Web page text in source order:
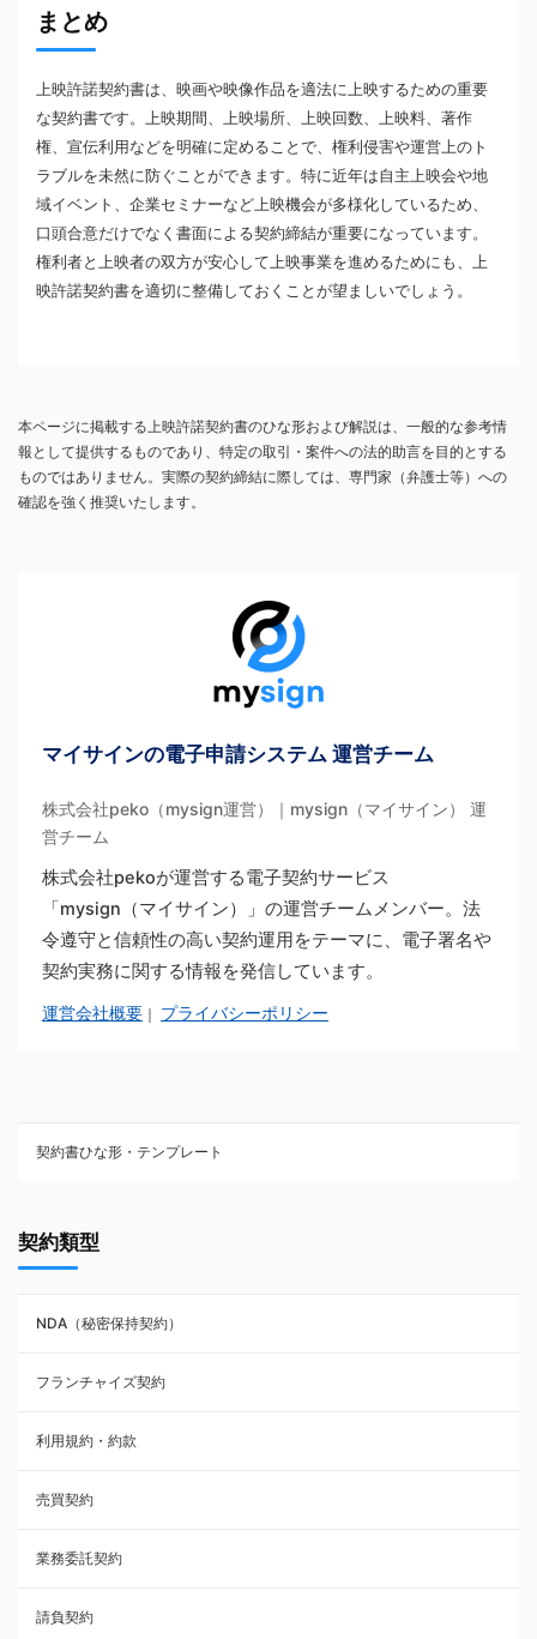
まとめ
上映許諾契約書は、映画や映像作品を適法に上映するための重要
な契約書です。上映期間、上映場所、上映回数、上映料、著作
権、宣伝利用などを明確に定めることで、権利侵害や運営上のト
ラブルを未然に防ぐことができます。特に近年は自主上映会や地
域イベント、企業セミナーなど上映機会が多様化しているため、
口頭合意だけでなく書面による契約締結が重要になっています。
権利者と上映者の双方が安心して上映事業を進めるためにも、上
映許諾契約書を適切に整備しておくことが望ましいでしょう。
本ページに掲載する上映許諾契約書のひな形および解説は、一般的な参考情
報として提供するものであり、特定の取引・案件への法的助言を目的とする
ものではありません。実際の契約締結に際しては、専門家（弁護士等）への
確認を強く推奨いたします。
マイサインの電子申請システム 運営チーム
株式会社peko（mysign運営）｜mysign（マイサイン） 運
営チーム
株式会社pekoが運営する電子契約サービス
「mysign（マイサイン）」の運営チームメンバー。法
令遵守と信頼性の高い契約運用をテーマに、電子署名や
契約実務に関する情報を発信しています。
運営会社概要 ｜ プライバシーポリシー
契約書ひな形・テンプレート
NDA（秘密保持契約）
業務委託契約
利用規約・約款
覚書・合意書・同意書
承諾書
雇用契約
その他契約・書面
契約類型
NDA（秘密保持契約）
フランチャイズ契約
利用規約・約款
売買契約
業務委託契約
請負契約